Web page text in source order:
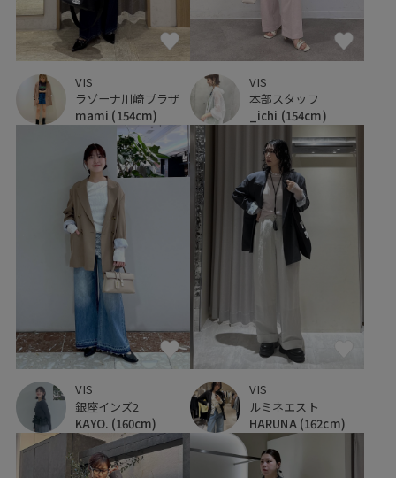
VIS
ラゾーナ川崎プラザ
mami (154cm)
VIS
本部スタッフ
_ichi (154cm)
VIS
銀座インズ2
KAYO. (160cm)
VIS
ルミネエスト
HARUNA (162cm)